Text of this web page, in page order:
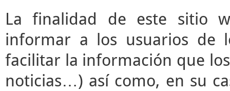
La finalidad de este sitio
informar a los usuarios de
facilitar la información que
noticias…) así como, en su